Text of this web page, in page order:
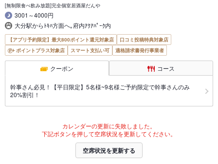
[無制限食べ飲み放題]完全個室居酒屋だんや
3001～4000円
大分駅からﾄｷﾊ方面へ｡府内ｱｸｱﾊﾟｰｸ内
【アプリ予約限定】最大800ポイント還元対象店
口コミ投稿特典対象店
ポイントプラス対象店
スマート支払い可 適格請求書発行事業者
クーポン コース
幹事さん必見！【平日限定】5名様~9名様ご予約限定で幹事さんのみ
20%割引！
カレンダーの更新に失敗しました。
下記ボタンを押して空席状況を更新してください。
空席状況を更新する